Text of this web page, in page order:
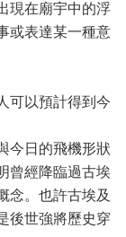
現在廟宇中的浮
或表達某一種意
可以預計得到今
今日的飛機形狀
曾經降臨過古埃
念。也許古埃及
後世強將歷史穿